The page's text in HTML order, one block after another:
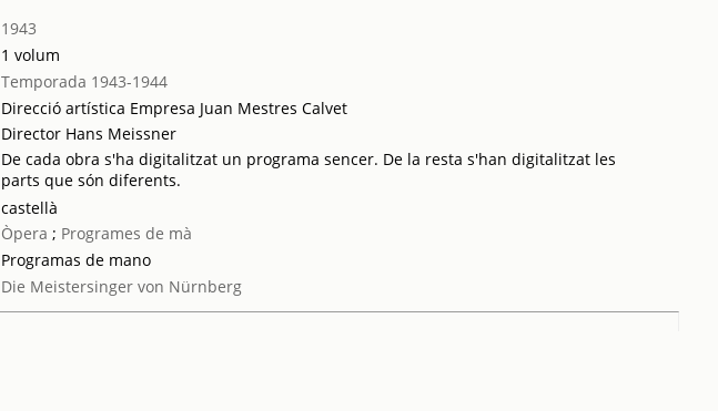
1943
1 volum
Temporada 1943-1944
Direcció artística Empresa Juan Mestres Calvet
Director Hans Meissner
De cada obra s'ha digitalitzat un programa sencer. De la resta s'han digitalitzat les
parts que són diferents.
castellà
Òpera ; Programes de mà
Programas de mano
Die Meistersinger von Nürnberg